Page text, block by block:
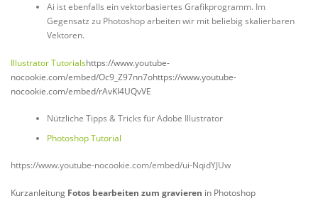
Ai ist ebenfalls ein vektorbasiertes Grafikprogramm. Im
Gegensatz zu Photoshop arbeiten wir mit beliebig skalierbaren
Vektoren.
Illustrator Tutorialshttps://www.youtube-
nocookie.com/embed/Oc9_Z97nn7ohttps://www.youtube-
nocookie.com/embed/rAvKI4UQvVE
Nützliche Tipps & Tricks für Adobe Illustrator
Photoshop Tutorial
https://www.youtube-nocookie.com/embed/ui-NqidYJUw
Kurzanleitung Fotos bearbeiten zum gravieren in Photoshop